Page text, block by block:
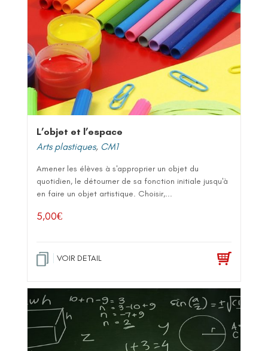
L’objet et l’espace
Arts plastiques, CM1
Amener les élèves à s'approprier un objet du
quotidien, le détourner de sa fonction initiale jusqu'à
en faire un objet artistique. Choisir,...
5,00€
VOIR DETAIL